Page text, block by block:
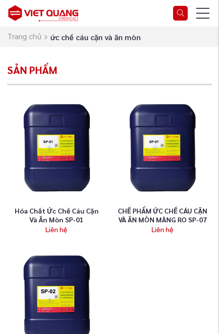
Trang chủ ức chế cáu cặn và ăn mòn
SẢN PHẨM
Hóa Chất Ức Chế Cáu Cặn
Và Ăn Mòn SP-01
Liên hệ
CHẾ PHẨM ỨC CHẾ CÁU CẶN
VÀ ĂN MÒN MÀNG RO SP-07
Liên hệ